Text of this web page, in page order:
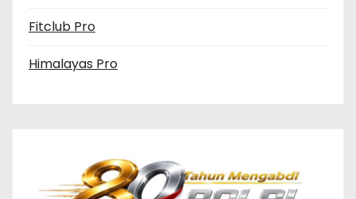
Fitclub Pro
Himalayas Pro